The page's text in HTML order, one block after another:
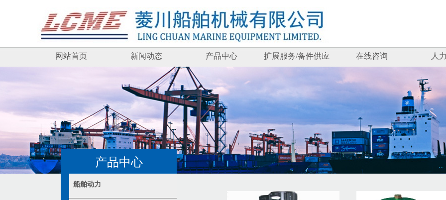
网站首页 新闻动态 产品中心 扩展服务/备件供应 在线咨询 人
产品中心
船舶动力